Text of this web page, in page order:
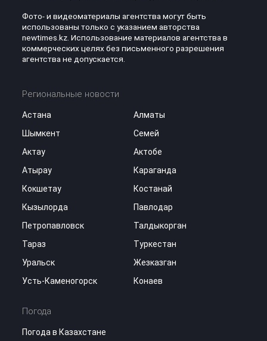
Фото- и видеоматериалы агентства могут быть
использованы только с указанием авторства
newtimes.kz. Использование материалов агентства в
коммерческих целях без письменного разрешения
агентства не допускается.
Региональные новости
Астана
Алматы
Шымкент
Семей
Актау
Актобе
Атырау
Караганда
Кокшетау
Костанай
Кызылорда
Павлодар
Петропавловск
Талдыкорган
Тараз
Туркестан
Уральск
Жезказган
Усть-Каменогорск
Конаев
Погода
Погода в Казахстане